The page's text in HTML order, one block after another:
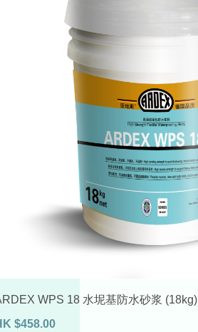
WPS 18 水坭基防水砂浆 (18kg)
$458.00